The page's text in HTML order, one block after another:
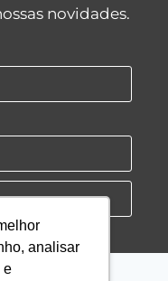
analisar
e
novidades.